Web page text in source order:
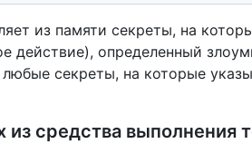
из памяти секреты, на
действие), определенный
секреты, на которые
из средства выполнения